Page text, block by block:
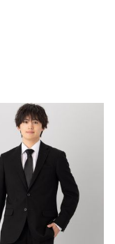
喪服5点セット】スタン
ーフォーマルスーツ&ア
ト
込)〜